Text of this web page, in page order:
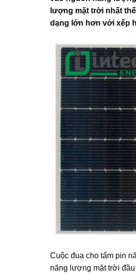
lượng mặt trời nhất
dạng lớn hơn với xếp
Cuộc đua cho tấm pin
năng lượng mặt trời